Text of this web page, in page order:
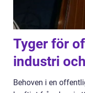
Tyger för
industri
Behoven i en